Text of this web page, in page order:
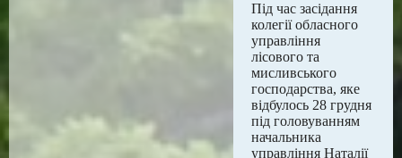
Під час засідання
колегії обласного
управління
лісового та
мисливського
господарства, яке
відбулось 28 грудня
під головуванням
начальника
управління Наталії